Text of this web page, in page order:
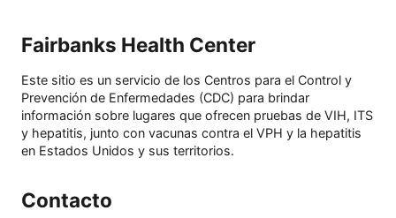
Fairbanks Health Center
Este sitio es un servicio de los Centros para el Control y
Prevención de Enfermedades (CDC) para brindar
información sobre lugares que ofrecen pruebas de VIH, ITS
y hepatitis, junto con vacunas contra el VPH y la hepatitis
en Estados Unidos y sus territorios.
Contacto